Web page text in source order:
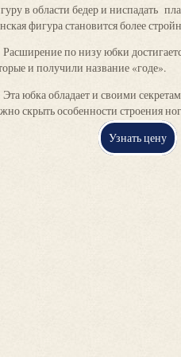
Плащи и куртки
в области бедер и ниспадать
фигура становится более
Расширение по низу юбки
и получили название «годе».
Эта юбка обладает и своими
скрыть особенности строения
Узнать цену